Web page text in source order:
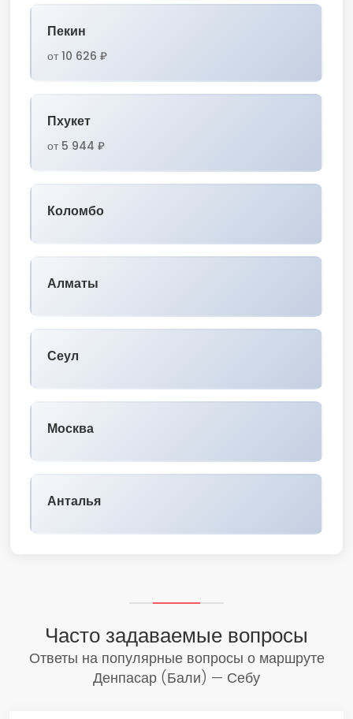
Пекин
от 10 626 ₽
Пхукет
от 5 944 ₽
Коломбо
Алматы
Сеул
Москва
Анталья
Часто задаваемые вопросы
Ответы на популярные вопросы о маршруте
Денпасар (Бали) — Себу